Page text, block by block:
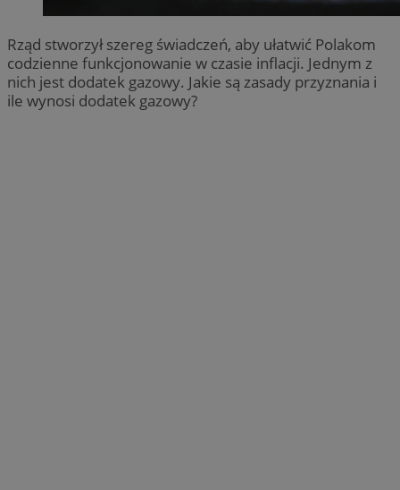
Rząd stworzył szereg świadczeń, aby ułatwić Polakom
codzienne funkcjonowanie w czasie inflacji. Jednym z
nich jest dodatek gazowy. Jakie są zasady przyznania i
ile wynosi dodatek gazowy?